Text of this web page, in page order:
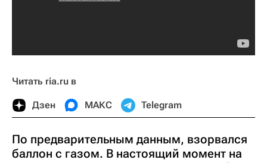
Читать ria.ru в
Дзен МАКС Telegram
По предварительным данным, взорвался
баллон с газом. В настоящий момент на